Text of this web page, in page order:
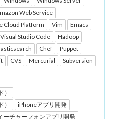
Web Service
Cloud Platform Vim
Emacs
Visual Studio Code
Hadoop
Chef
Puppet
CVS Mercurial Subversion
iPhoneアプリ開発
ーチャーフォンアプリ開発